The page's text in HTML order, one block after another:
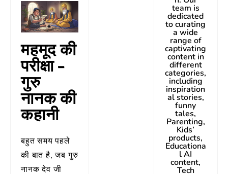
महमूद की
परीक्षा –
गुरु
नानक की
कहानी
बहुत समय पहले
की बात है, जब गुरु
नानक देव जी
team is
dedicated
to curating
a wide
range of
captivating
content in
different
categories,
including
inspiration
al stories,
funny
tales,
Parenting,
Kids’
products,
Educationa
l AI
content,
Tech